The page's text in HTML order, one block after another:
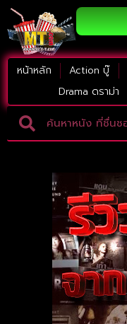
หน้าหลัก Action บู๊
Drama ดราม่า